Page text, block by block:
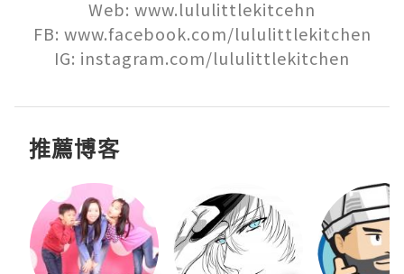
Web: www.lululittlekitcehn
FB: www.facebook.com/lululittlekitchen
IG: instagram.com/lululittlekitchen
推薦博客